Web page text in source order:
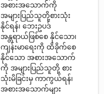
အစားအသောက်ကို
အများပြည်သူတို့စားသုံး
နိုင်ရန်၊ ဘေးဥပဒ်
အန္တရာယ်ဖြစ်စေ နိုင်သော၊
ကျန်းမာရေးကို ထိခိုက်စေ
နိုင်သော အစားအသောက်
ကို အများပြည်သူတို့ စား
သုံးမိခြင်းမှ ကာကွယ်ရန်၊
အစားအသောက်များ